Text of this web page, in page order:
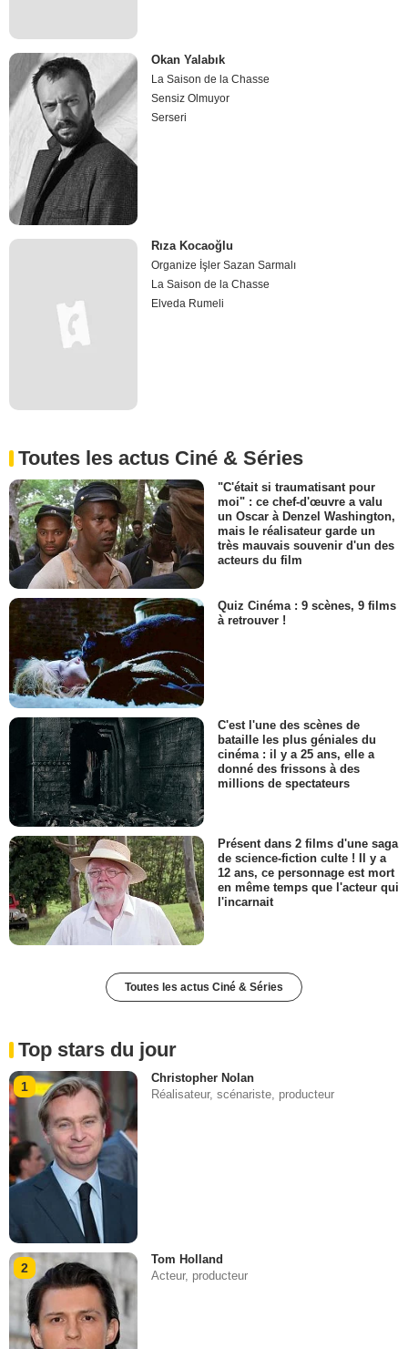
Okan Yalabık
La Saison de la Chasse
Sensiz Olmuyor
Serseri
Rıza Kocaoğlu
Organize İşler Sazan Sarmalı
La Saison de la Chasse
Elveda Rumeli
Toutes les actus Ciné & Séries
"C'était si traumatisant pour
moi" : ce chef-d'œuvre a valu
un Oscar à Denzel Washington,
mais le réalisateur garde un
très mauvais souvenir d'un des
acteurs du film
Quiz Cinéma : 9 scènes, 9 films
à retrouver !
C'est l'une des scènes de
bataille les plus géniales du
cinéma : il y a 25 ans, elle a
donné des frissons à des
millions de spectateurs
Présent dans 2 films d'une saga
de science-fiction culte ! Il y a
12 ans, ce personnage est mort
en même temps que l'acteur qui
l'incarnait
Toutes les actus Ciné & Séries
Top stars du jour
1
Christopher Nolan
Réalisateur, scénariste, producteur
2
Tom Holland
Acteur, producteur